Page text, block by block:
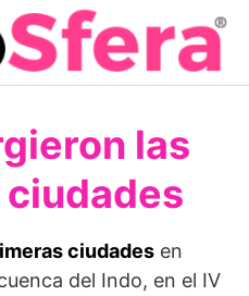
las
ciudades en
del Indo, en el IV